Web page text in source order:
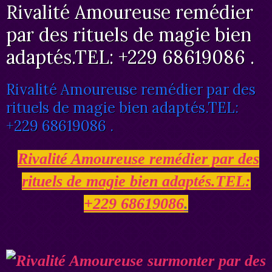
Rivalité Amoureuse remédier
par des rituels de magie bien
adaptés.TEL: +229 68619086 .
Rivalité Amoureuse remédier par des
rituels de magie bien adaptés.TEL:
+229 68619086 .
Rivalité Amoureuse remédier par des
rituels de magie bien adaptés.TEL:
+229 68619086.